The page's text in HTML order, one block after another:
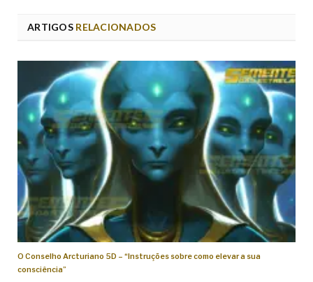
ARTIGOSRELACIONADOS
O Conselho Arcturiano 5D – “Instruções sobre como elevar a sua
consciência”